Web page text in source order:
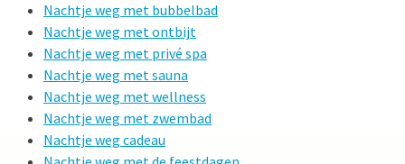
Nachtje weg met bubbelbad
Nachtje weg met ontbijt
Nachtje weg met privé spa
Nachtje weg met sauna
Nachtje weg met wellness
Nachtje weg met zwembad
Nachtje weg cadeau